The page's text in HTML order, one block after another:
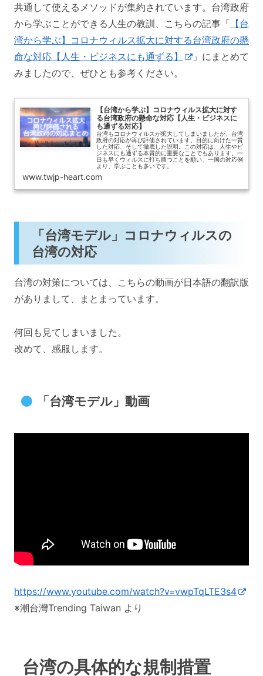
共通して使えるメソッドが集約されています。台湾政府
から学ぶことができる人生の教訓、こちらの記事「 【台
湾から学ぶ】コロナウィルス拡大に対する台湾政府の懸
命な対応【人生・ビジネスにも通ずる】
」にまとめて
みましたので、ぜひとも参考ください。
【台湾から学ぶ】コロナウィルス拡大に対す
る台湾政府の懸命な対応【人生・ビジネスに
も通ずる対応】
台湾もコロナウィルスが拡大してしまいましたが、台湾
政府の対応が再び評価されています。目的に向けた一貫
した対応、そして徹底した説明。この対応は、人生やビ
ジネスにも通ずる本質的に重要なことでもあります。一
日も早くウィルスに打ち勝つことを願い、一国の対応例
より、学ぶことも多いです。
www.twjp-heart.com
「台湾モデル」コロナウィルスの
台湾の対応
台湾の対策については、こちらの動画が日本語の翻訳版
がありまして、まとまっています。
何回も見てしまいました。
改めて、感服します。
「台湾モデル」動画
https://www.youtube.com/watch?v=vwpTqLTE3s4
※潮台灣Trending Taiwan より
台湾の具体的な規制措置